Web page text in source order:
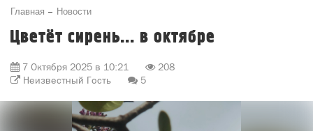
Главная Новости
Цветёт сирень... в октябре
7 Октября 2025 в 10:21
208
Неизвестный Гость
5